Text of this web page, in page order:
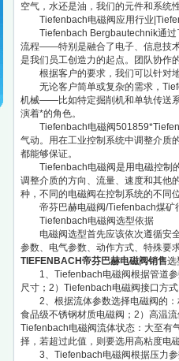
空气，水还是油，我们的元件和系统
Tiefenbach电磁阀应用行业
Tiefenbach Bergbautechnik通过了
流程——特别是融合了电子、信息技
是我们员工创造力的起点。团队协作
根据客户的要求，我们可以针对地
无论客户简单或复杂的需求，
机械——比如特定掘削机和单轨传送
演着*的角色。
Tiefenbach电磁阀
气动。用在工业控制系统中调整介质
都能够保证。
Tiefenbach电磁阀是用电磁控制的
调整介质的方向、流量、速度和其他
种，不同的电磁阀在控制系统的不同
帝芬巴赫电磁阀/Tiefenbach煤矿
Tiefenbach电磁阀选型依据
电磁阀选型首先应该依次遵循安全
参数、电气参数、动作方式、特殊要
TIEFENBACH帝芬巴赫电磁阀销售选
1、Tiefenbach电磁阀根据管道参
尺寸；2）Tiefenbach电磁阀接口方
2、根据流体参数选择电磁阀的：
食品级不锈钢材质电磁阀；2）高温
Tiefenbach电磁阀流体状态：大至有
择，若超过此值，则要选用高粘度电
3、Tiefenbach电磁阀根据压力参